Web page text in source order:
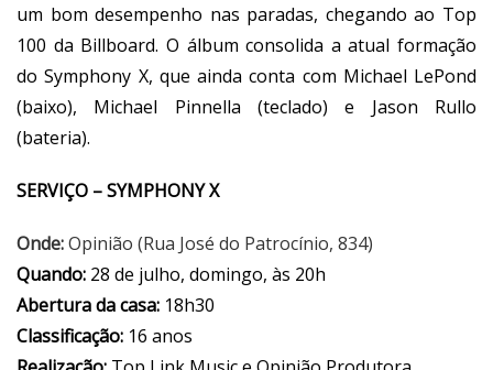
um bom desempenho nas paradas, chegando ao Top
100 da Billboard. O álbum consolida a atual formação
do Symphony X, que ainda conta com Michael LePond
(baixo), Michael Pinnella (teclado) e Jason Rullo
(bateria).
SERVIÇO – SYMPHONY X
Onde:Opinião (Rua José do Patrocínio, 834)
Quando: 28 de julho, domingo, às 20h
Abertura da casa: 18h30
Classificação: 16 anos